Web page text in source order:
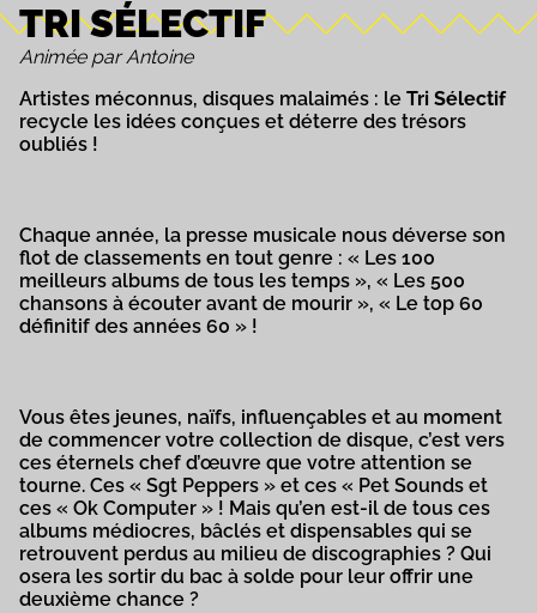
TRI SÉLECTIF
Animée par Antoine
Artistes méconnus, disques malaimés : le Tri Sélectif
recycle les idées conçues et déterre des trésors
oubliés !
Chaque année, la presse musicale nous déverse son
flot de classements en tout genre : « Les 100
meilleurs albums de tous les temps », « Les 500
chansons à écouter avant de mourir », « Le top 60
définitif des années 60 » !
Vous êtes jeunes, naïfs, influençables et au moment
de commencer votre collection de disque, c’est vers
ces éternels chef d’œuvre que votre attention se
tourne. Ces « Sgt Peppers » et ces « Pet Sounds et
ces « Ok Computer » ! Mais qu’en est-il de tous ces
albums médiocres, bâclés et dispensables qui se
retrouvent perdus au milieu de discographies ? Qui
osera les sortir du bac à solde pour leur offrir une
deuxième chance ?